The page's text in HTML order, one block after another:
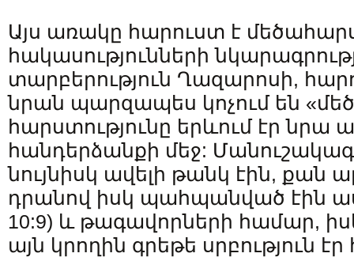
Այս առակը հարուստ է
հակասությունների
տարբերություն Ղազարոսի,
նրան պարզապես կոչում են
հարստությունը երևում էր նրա
հանդերձանքի մեջ:
նույնիսկ ավելի թանկ էին, քան
դրանով իսկ պահպանված էին
10:9) և թագավորների համար,
այն կրողին գրեթե սրբություն